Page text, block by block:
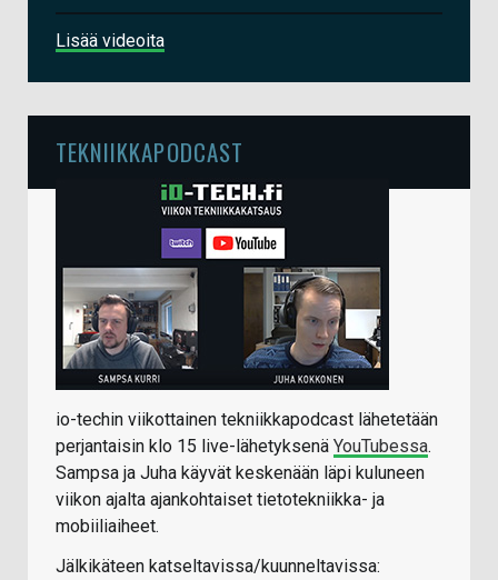
Lisää videoita
TEKNIIKKAPODCAST
io-techin viikottainen tekniikkapodcast lähetetään
perjantaisin klo 15 live-lähetyksenä YouTubessa.
Sampsa ja Juha käyvät keskenään läpi kuluneen
viikon ajalta ajankohtaiset tietotekniikka- ja
mobiiliaiheet.
Jälkikäteen katseltavissa/kuunneltavissa: